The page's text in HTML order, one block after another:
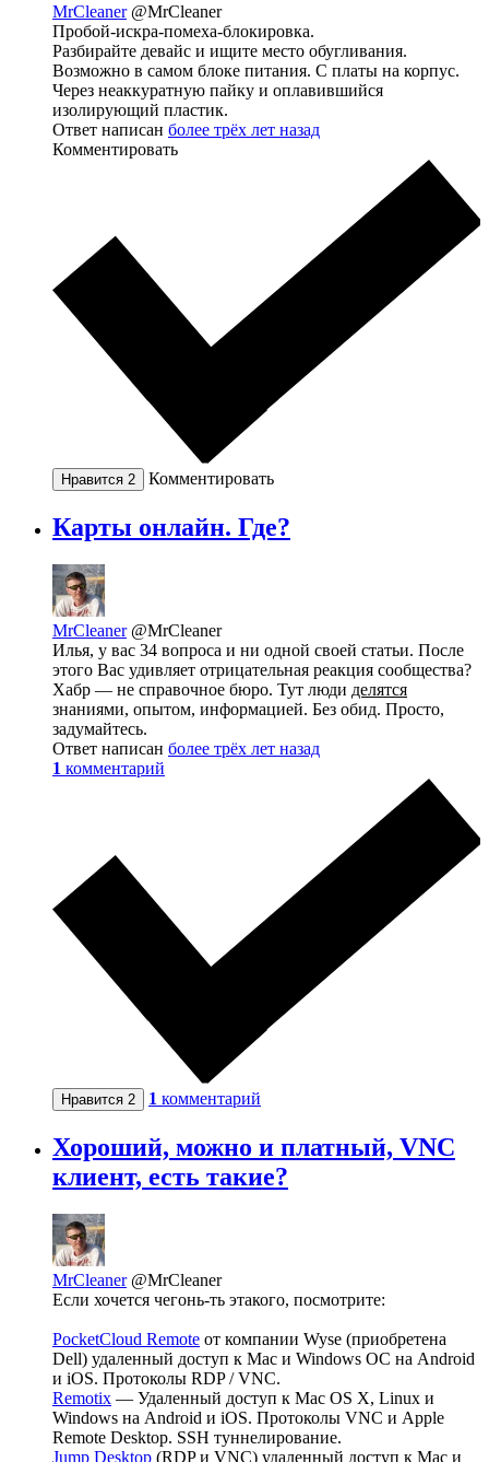
MrCleaner @MrCleaner
Пробой-искра-помеха-блокировка.
Разбирайте девайс и ищите место обугливания.
Возможно в самом блоке питания. С платы на корпус.
Через неаккуратную пайку и оплавившийся
изолирующий пластик.
Ответ написан более трёх лет назад
Комментировать
Нравится 2 Комментировать
Карты онлайн. Где?
MrCleaner @MrCleaner
Илья, у вас 34 вопроса и ни одной своей статьи. После
этого Вас удивляет отрицательная реакция сообщества?
Хабр — не справочное бюро. Тут люди делятся
знаниями, опытом, информацией. Без обид. Просто,
задумайтесь.
Ответ написан более трёх лет назад
1 комментарий
Нравится 2 1 комментарий
Хороший, можно и платный, VNC
клиент, есть такие?
MrCleaner @MrCleaner
Если хочется чегонь-ть этакого, посмотрите:
PocketCloud Remote от компании Wyse (приобретена
Dell) удаленный доступ к Mac и Windows ОС на Android
и iOS. Протоколы RDP / VNC.
Remotix — Удаленный доступ к Mac OS X, Linux и
Windows на Android и iOS. Протоколы VNC и Apple
Remote Desktop. SSH туннелирование.
Jump Desktop (RDP и VNC) удаленный доступ к Mac и